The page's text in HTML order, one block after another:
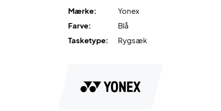
Mærke:
Yonex
Farve:
Blå
Tasketype:
Rygsæk